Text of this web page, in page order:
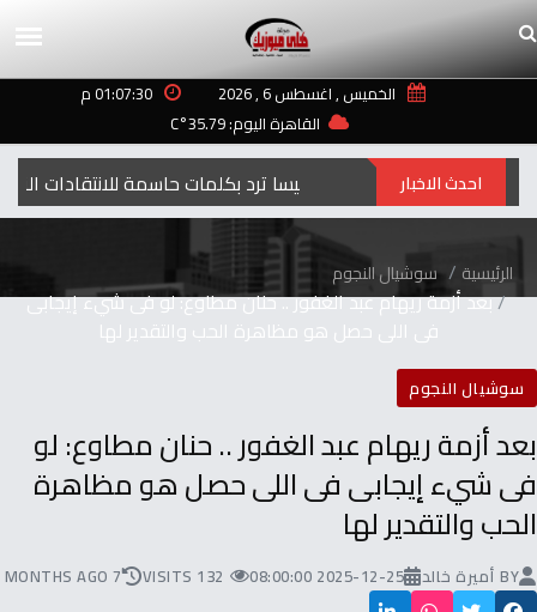
الخميس , اغسطس 6 , 2026
01:07:30 م
القاهرة اليوم: 35.79°C
احدث الاخبار
الرئيسية سوشيال النجوم
بعد أزمة ريهام عبد الغفور .. حنان مطاوع: لو فى شيء إيجابى
فى اللى حصل هو مظاهرة الحب والتقدير لها
سوشيال النجوم
بعد أزمة ريهام عبد الغفور .. حنان مطاوع: لو
فى شيء إيجابى فى اللى حصل هو مظاهرة
الحب والتقدير لها
BY أميرة خالد 2025-12-25 08:00:00
132 VISITS
7 MONTHS AGO